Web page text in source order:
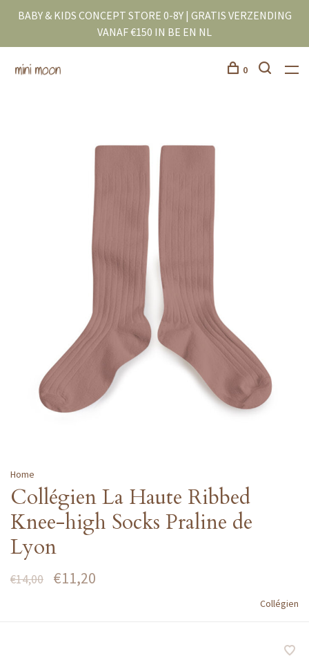
BABY & KIDS CONCEPT STORE 0-8Y | GRATIS VERZENDING
VANAF €150 IN BE EN NL
0
Home
Collégien La Haute Ribbed
Knee-high Socks Praline de
Lyon
€14,00 €11,20
Collégien